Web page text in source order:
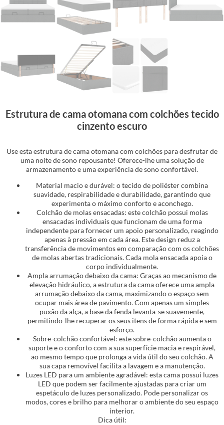
Estrutura de cama otomana com colchões tecido
cinzento escuro
Use esta estrutura de cama otomana com colchões para desfrutar de
uma noite de sono repousante! Oferece-lhe uma solução de
armazenamento e uma experiência de sono confortável.
Material macio e durável: o tecido de poliéster combina
suavidade, respirabilidade e durabilidade, garantindo que
experimenta o máximo conforto e aconchego.
Colchão de molas ensacadas: este colchão possui molas
ensacadas individuais que funcionam de uma forma
independente para fornecer um apoio personalizado, reagindo
apenas à pressão em cada área. Este design reduz a
transferência de movimentos em comparação com os colchões
de molas abertas tradicionais. Cada mola ensacada apoia o
corpo individualmente.
Ampla arrumação debaixo da cama: Graças ao mecanismo de
elevação hidráulico, a estrutura da cama oferece uma ampla
arrumação debaixo da cama, maximizando o espaço sem
ocupar mais área de pavimento. Com apenas um simples
puxão da alça, a base da fenda levanta-se suavemente,
permitindo-lhe recuperar os seus itens de forma rápida e sem
esforço.
Sobre-colchão confortável: este sobre-colchão aumenta o
suporte e o conforto com a sua superfície macia e respirável,
ao mesmo tempo que prolonga a vida útil do seu colchão. A
sua capa removível facilita a lavagem e a manutenção.
Luzes LED para um ambiente agradável: esta cama possui luzes
LED que podem ser facilmente ajustadas para criar um
espetáculo de luzes personalizado. Pode personalizar os
modos, cores e brilho para melhorar o ambiente do seu espaço
interior.
Dica útil: